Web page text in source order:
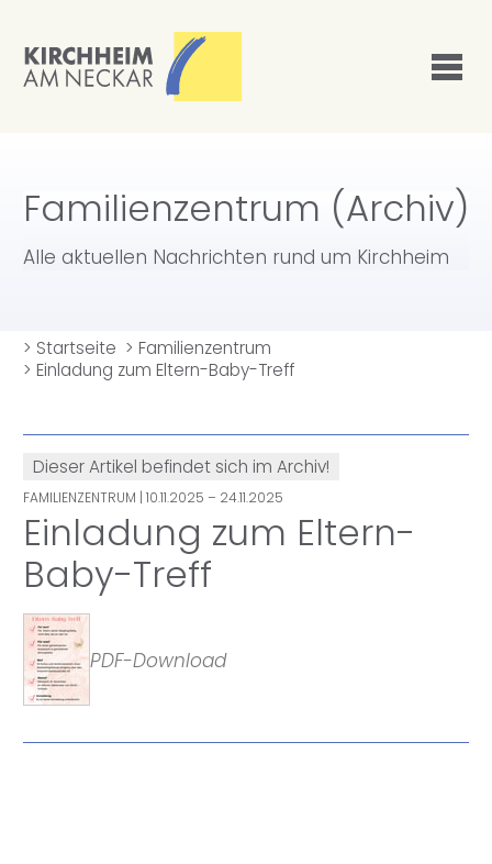
Familienzentrum (Archiv)
Alle aktuellen Nachrichten rund um Kirchheim
> Startseite > Familienzentrum
> Einladung zum Eltern-Baby-Treff
Dieser Artikel befindet sich im Archiv!
FAMILIENZENTRUM | 10.11.2025 – 24.11.2025
Einladung zum Eltern-
Baby-Treff
PDF-Download